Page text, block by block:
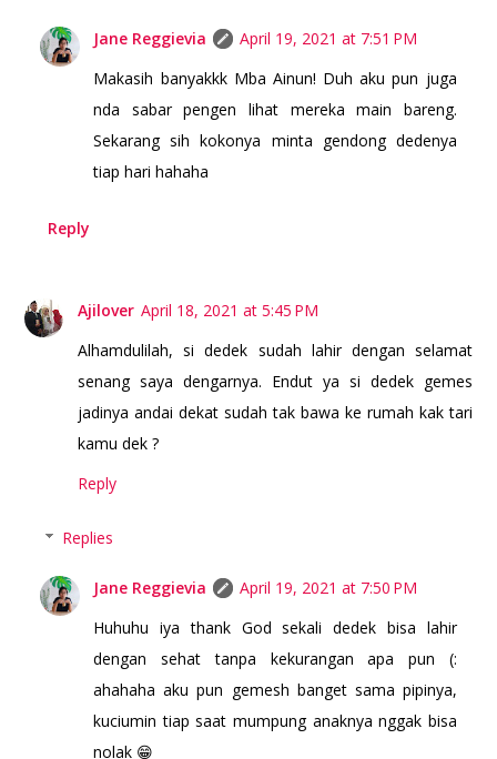
Jane Reggievia
April 19, 2021 at 7:51 PM
Makasih banyakkk Mba Ainun! Duh aku pun juga
nda sabar pengen lihat mereka main bareng.
Sekarang sih kokonya minta gendong dedenya
tiap hari hahaha
Reply
Ajilover April 18, 2021 at 5:45 PM
Alhamdulilah, si dedek sudah lahir dengan selamat
senang saya dengarnya. Endut ya si dedek gemes
jadinya andai dekat sudah tak bawa ke rumah kak tari
kamu dek ?
Reply
Replies
Jane Reggievia
April 19, 2021 at 7:50 PM
Huhuhu iya thank God sekali dedek bisa lahir
dengan sehat tanpa kekurangan apa pun (:
ahahaha aku pun gemesh banget sama pipinya,
kuciumin tiap saat mumpung anaknya nggak bisa
nolak 😁